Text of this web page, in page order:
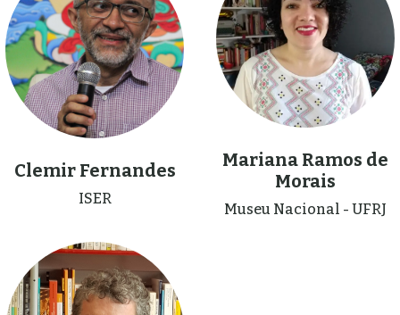
Clemir Fernandes
ISER
Mariana Ramos de
Morais
Museu Nacional - UFRJ